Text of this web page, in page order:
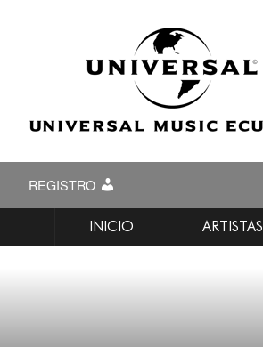
REGISTRO
INICIO ARTISTAS